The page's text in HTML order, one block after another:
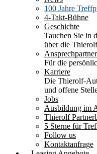
100 Jahre
4-Takt-Bühne
Geschichte
Tauchen Sie in
über die
Ansprechpartner
Für die
Karriere
Die Thierolf-
und offene
Jobs
Ausbildung im
Thierolf
5 Sterne für
Follow us
Kontaktanfrage